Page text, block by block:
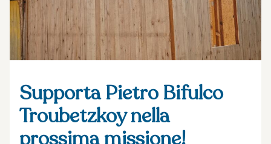
Supporta Pietro Bifulco
Troubetzkoy nella